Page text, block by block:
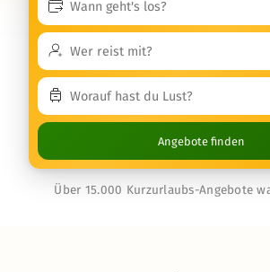
Angebote finden
Über 15.000 Kurzurlaubs-Angebote